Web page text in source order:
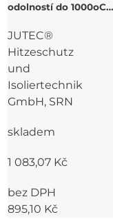
odolností do 1000oC
zipem
JUTEC®
Hitzeschutz
und
Isoliertechnik
GmbH, SRN
skladem
1 083,07 Kč
bez DPH
895,10 Kč